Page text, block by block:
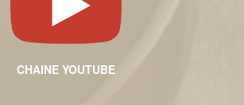
CHAINE YOUTUBE